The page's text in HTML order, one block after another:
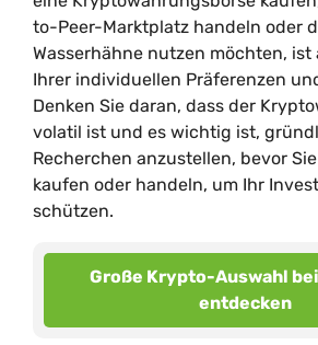
to-Peer-Marktplatz handeln oder
Wasserhähne nutzen möchten, ist
Ihrer individuellen Präferenzen
Denken Sie daran, dass der
volatil ist und es wichtig ist,
Recherchen anzustellen, bevor
kaufen oder handeln, um Ihr
schützen.
Große Krypto-Auswahl
entdecken